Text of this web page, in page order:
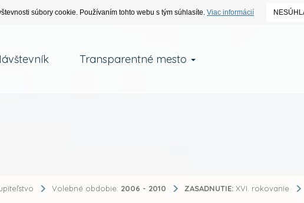
súbory cookie. Používaním tohto webu s tým súhlasíte. Viac informácií
Transparentné mesto
Volebné obdobie: 2006 - 2010 ZASADNUTIE: XVI. rokovanie